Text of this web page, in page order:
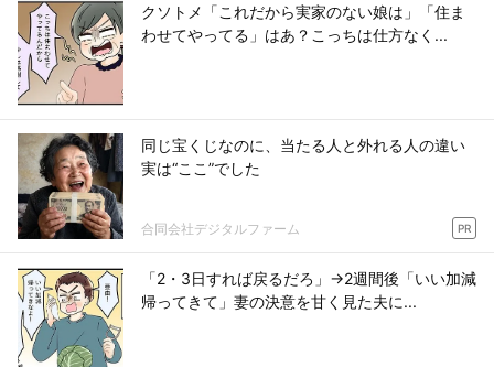
クソトメ「これだから実家のない娘は」「住ま
わせてやってる」はあ？こっちは仕方なく...
同じ宝くじなのに、当たる人と外れる人の違い
実は“ここ”でした
合同会社デジタルファーム PR
「2・3日すれば戻るだろ」→2週間後「いい加減
帰ってきて」妻の決意を甘く見た夫に...